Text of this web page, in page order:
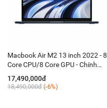
Macbook Air M2 13 inch 2022 - 8
Core CPU/8 Core GPU - Chính
17,490,000đ
18,490,000đ (-6%)